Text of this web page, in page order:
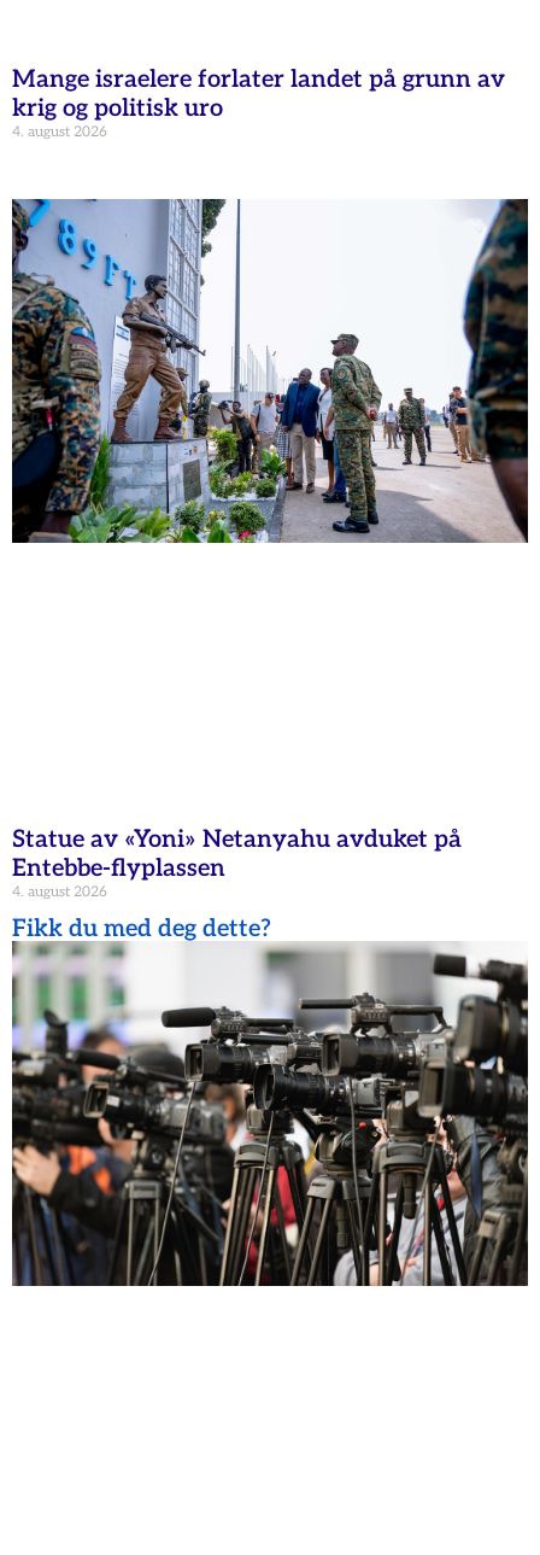
Mange israelere forlater landet på grunn av
krig og politisk uro
4. august 2026
Statue av «Yoni» Netanyahu avduket på
Entebbe-flyplassen
4. august 2026
Fikk du med deg dette?